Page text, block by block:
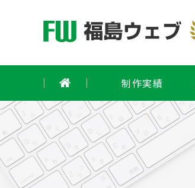
制作実績